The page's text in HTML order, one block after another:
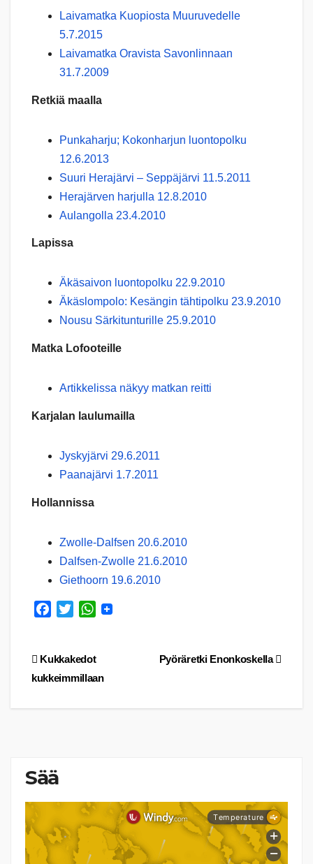
Laivamatka Kuopiosta Muuruvedelle
5.7.2015
Laivamatka Oravista Savonlinnaan
31.7.2009
Retkiä maalla
Punkaharju; Kokonharjun luontopolku
12.6.2013
Suuri Herajärvi – Seppäjärvi 11.5.2011
Herajärven harjulla 12.8.2010
Aulangolla 23.4.2010
Lapissa
Äkäsaivon luontopolku 22.9.2010
Äkäslompolo: Kesängin tähtipolku 23.9.2010
Nousu Särkitunturille 25.9.2010
Matka Lofooteille
Artikkelissa näkyy matkan reitti
Karjalan laulumailla
Jyskyjärvi 29.6.2011
Paanajärvi 1.7.2011
Hollannissa
Zwolle-Dalfsen 20.6.2010
Dalfsen-Zwolle 21.6.2010
Giethoorn 19.6.2010
e
b
o
t
t
r
W
t
s
p
Artikkelien
Pyöräretki Enonkoskella
Kukkakedot
kukkeimmillaan
Sää